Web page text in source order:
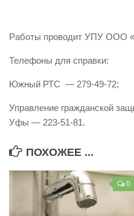
Вакансии
Работы проводит УПУ ООО
Телефоны для справки:
Южный РТС — 279-49-72;
Управление гражданской
Уфы — 223-51-81.
ПОХОЖЕЕ ...
0